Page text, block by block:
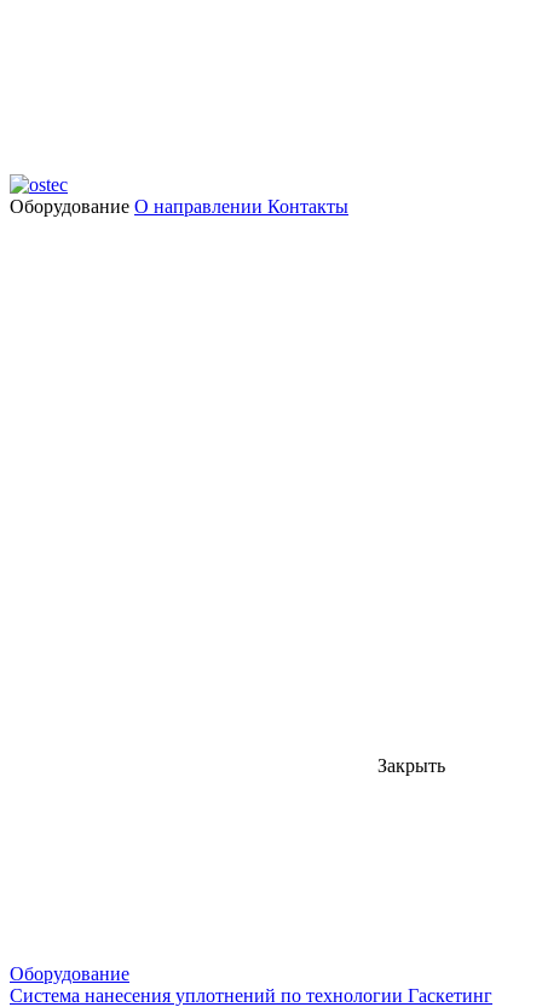
Оборудование О направлении Контакты
Закрыть
Оборудование
Система нанесения уплотнений по технологии Гаскетинг